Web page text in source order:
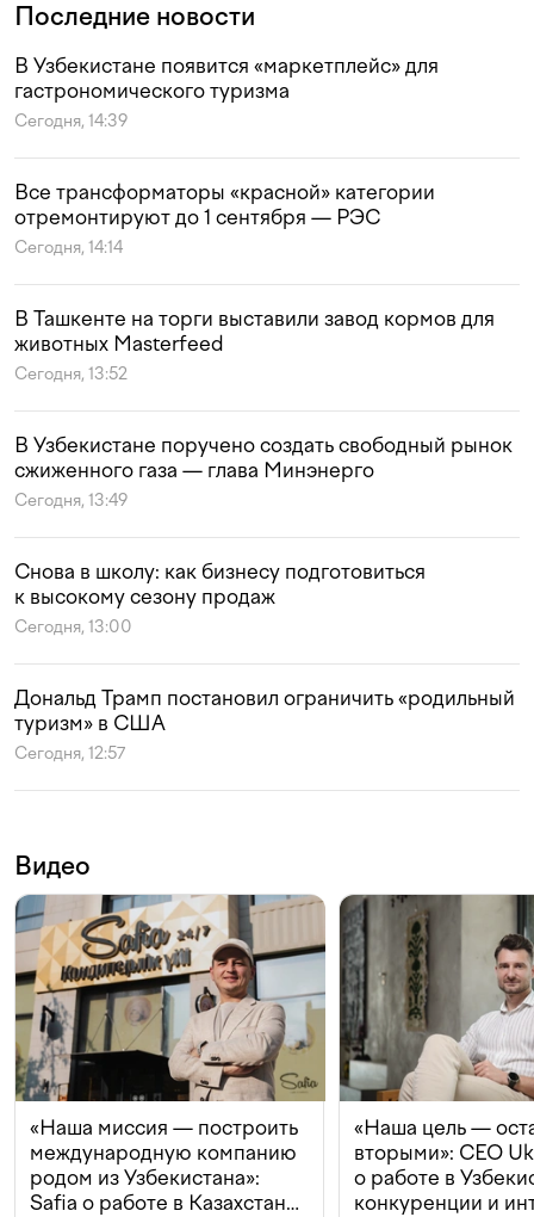
Последние новости
В Узбекистане появится «маркетплейс» для
гастрономического туризма
Сегодня, 14:39
Все трансформаторы «красной» категории
отремонтируют до 1 сентября — РЭС
Сегодня, 14:14
В Ташкенте на торги выставили завод кормов для
животных Masterfeed
Сегодня, 13:52
В Узбекистане поручено создать свободный рынок
сжиженного газа — глава Минэнерго
Сегодня, 13:49
Снова в школу: как бизнесу подготовиться
к высокому сезону продаж
Сегодня, 13:00
Дональд Трамп постановил ограничить «родильный
туризм» в США
Сегодня, 12:57
Видео
«Наша миссия — построить
международную компанию
родом из Узбекистана»:
Safia о работе в Казахстане,
«Наша цель —
вторыми»: CEO
о работе в
конкуренции и